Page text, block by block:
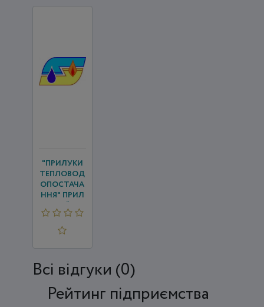
"ПРИЛУКИ
ТЕПЛОВОД
ОПОСТАЧА
ННЯ" ПРИЛ
УЦЬКОЇ МІС
ЬКОЇ РАДИ
ЧЕРНІГІ...
Всi відгуки (0)
Рейтинг підприємства